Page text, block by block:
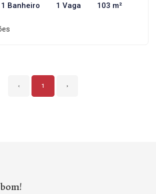
1 Banheiro 1 Vaga 103 m²
‹ 1 ›